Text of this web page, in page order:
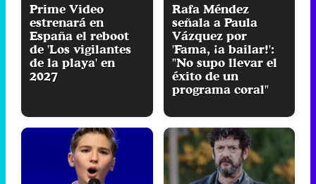
Prime Video
estrenará en
España el reboot
de 'Los vigilantes
de la playa' en
2027
Rafa Méndez
señala a Paula
Vázquez por
'Fama, ¡a bailar!':
"No supo llevar el
éxito de un
programa coral"